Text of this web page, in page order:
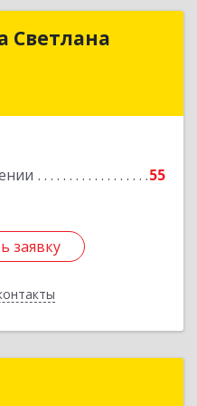
Светлана
55
заявку
Светлана
Подробнее
заявку